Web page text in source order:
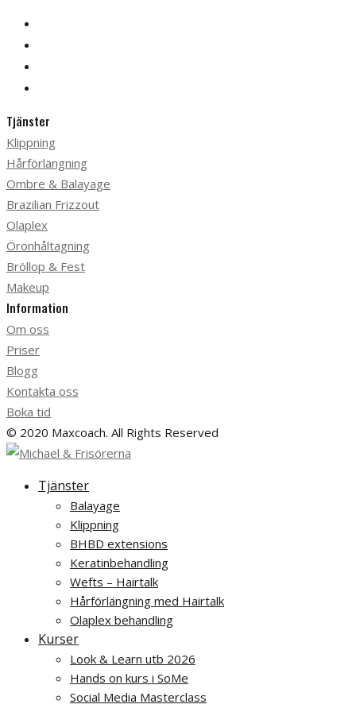
Tjänster
Klippning
Hårförlängning
Ombre & Balayage
Brazilian Frizzout
Olaplex
Öronhåltagning
Bröllop & Fest
Makeup
Information
Om oss
Priser
Blogg
Kontakta oss
Boka tid
© 2020 Maxcoach. All Rights Reserved
Tjänster
Balayage
Klippning
BHBD extensions
Keratinbehandling
Wefts – Hairtalk
Hårförlängning med Hairtalk
Olaplex behandling
Kurser
Look & Learn utb 2026
Hands on kurs i SoMe
Social Media Masterclass